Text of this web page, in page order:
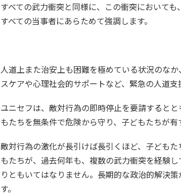
すべての武力衝突と同様に、この衝突において
すべての当事者にあらためて強調します。
人道上また治安上も困難を極めている状況のな
スケアや心理社会的サポートなど、緊急の人道支
ユニセフは、敵対行為の即時停止を要請すると
もたちを無条件で危険から守り、子どもたちが
敵対行為の激化が長引けば長引くほど、子ども
もたちが、過去何年も、複数の武力衝突を経験
りともいてはなりません。長期的な政治的解決
す。